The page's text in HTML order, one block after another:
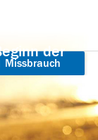
der
Missbrauch